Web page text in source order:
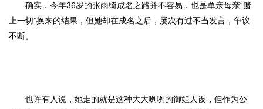
确实，今年36岁的张雨绮成名之路并不容易，也是单亲母亲“赌
上一切”换来的结果，但她却在成名之后，屡次有过不当发言，争议
不断。
也许有人说，她走的就是这种大大咧咧的御姐人设，但作为公